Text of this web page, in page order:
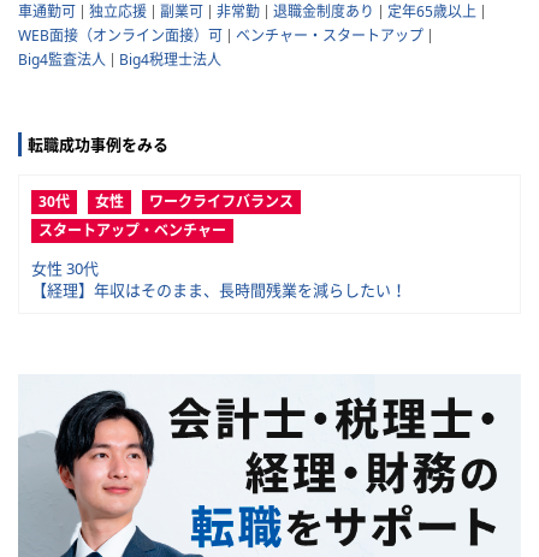
車通勤可
独立応援 副業可 非常勤 退職金制度あり
定年65歳以上
WEB面接（オンライン面接）可
ベンチャー・スタートアップ
Big4監査法人
Big4税理士法人
転職成功事例をみる
30代 女性
ワークライフバランス
スタートアップ・ベンチャー
女性 30代
【経理】年収はそのまま、長時間残業を減らしたい！